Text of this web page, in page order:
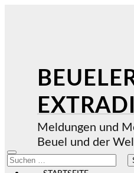
Meldungen und
Beuel und der
Mobile-
Menü
Suchen
nach: